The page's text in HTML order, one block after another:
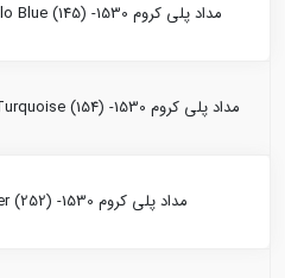
مداد پلی کروم Light Phthalo Blue (145) -1530 فابرکاستل
مداد پلی کروم Light Cobalt Turquoise (154) -1530 فابرکاستل
مداد پلی کروم Copper (252) -1530 فابرکاستل